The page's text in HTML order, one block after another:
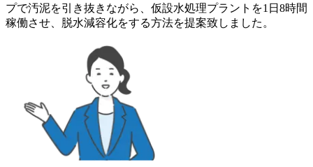
プで汚泥を引き抜きながら、仮設水処理プラントを1日8時間
稼働させ、脱水減容化をする方法を提案致しました。